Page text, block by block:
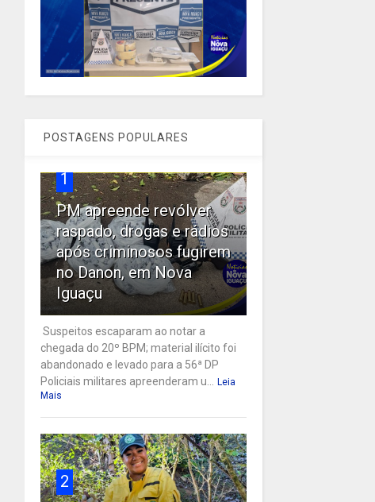
POSTAGENS POPULARES
1
PM apreende revólver
raspado, drogas e rádios
após criminosos fugirem
no Danon, em Nova
Iguaçu
Suspeitos escaparam ao notar a
chegada do 20º BPM; material ilícito foi
abandonado e levado para a 56ª DP
Policiais militares apreenderam u...
Leia
Mais
2